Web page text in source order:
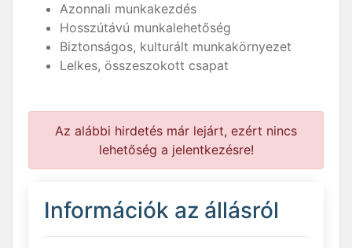
Azonnali munkakezdés
Hosszútávú munkalehetőség
Biztonságos, kulturált munkakörnyezet
Lelkes, összeszokott csapat
Az alábbi hirdetés már lejárt, ezért nincs
lehetőség a jelentkezésre!
Információk az állásról